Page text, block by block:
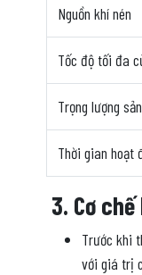
Nguồn khí nén
Tốc độ tối đa
Trọng lượng
Thời gian hoạt
3. Cơ
Trước khi
với giá trị